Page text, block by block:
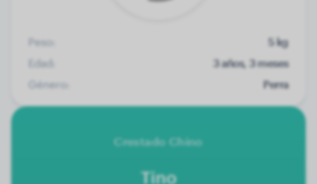
Peso:
5 kg
Edad:
3 años, 3 meses
Género:
Perra
Crestado Chino
Tino